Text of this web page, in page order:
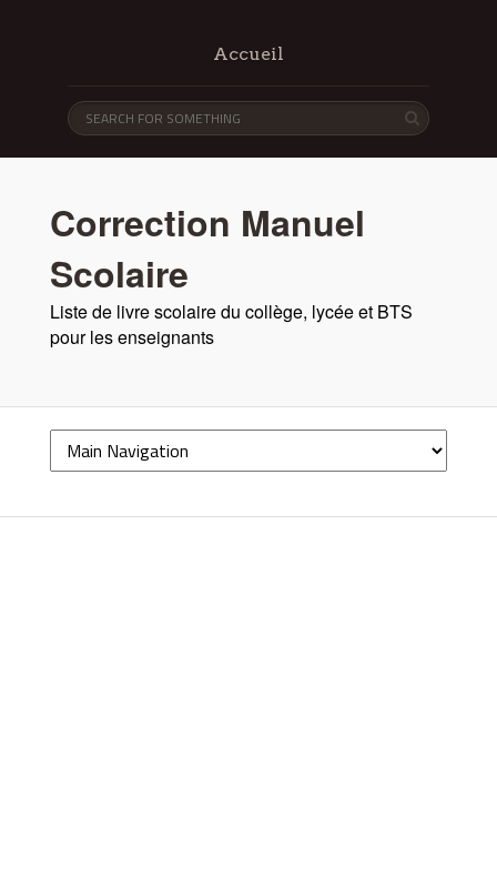
Accueil
Correction Manuel
Scolaire
Liste de livre scolaire du collège, lycée et BTS
pour les enseignants